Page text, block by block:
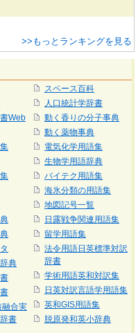
>>もっとランキングを見る
Web
典
融合実
書
スペース百科
人口統計学辞書
動く香りの分子事典
動く薬物事典
電気化学用語集
生物学用語辞典
バイテク用語集
海氷分類の用語集
地図記号一覧
日露戦争関連用語集
留学用語集
法令用語日英標準対訳
辞書
学術用語英和対訳集
日英対訳言語学用語集
英和GIS用語集
脱原発和英小辞典